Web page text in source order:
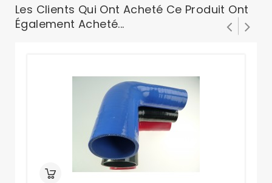
Les Clients Qui Ont Acheté Ce Produit Ont
Également Acheté...